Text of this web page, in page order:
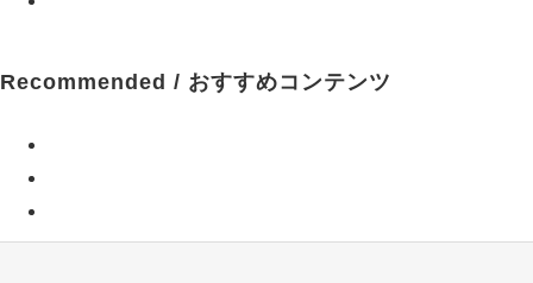
Recommended / おすすめコンテンツ